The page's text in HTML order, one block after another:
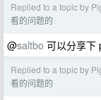
Replied to a topic by
看的问题的
@saltbo 可以分享下
Replied to a topic by
看的问题的